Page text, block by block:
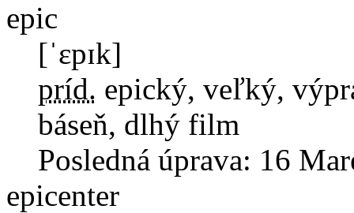
epic
[ˈɛpɪk]
príd. epický, veľký,
báseň, dlhý film
Posledná úprava: 16
epicenter